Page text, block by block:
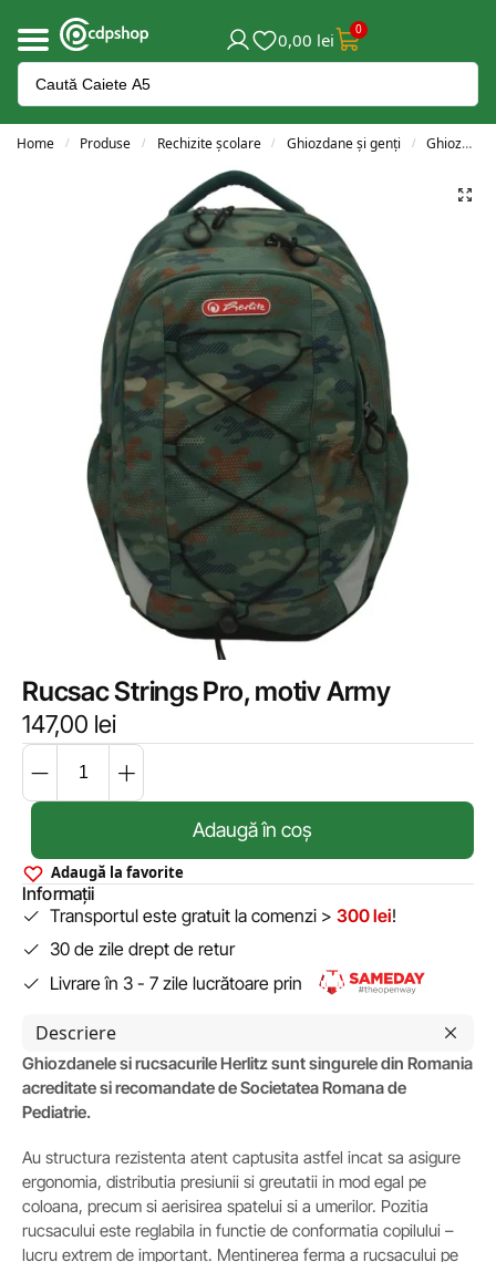
0,00 lei 0
Home / Produse / Rechizite școlare / Ghiozdane și genți / Ghiozdane clasele 3-4
Rucsac Strings Pro, motiv Army
147,00 lei
Adaugă în coș
Adaugă la favorite
Informații
Transportul este gratuit la comenzi > 300 lei!
30 de zile drept de retur
Livrare în 3 - 7 zile lucrătoare prin
Descriere
Ghiozdanele si rucsacurile Herlitz sunt singurele din Romania
acreditate si recomandate de Societatea Romana de
Pediatrie.
Au structura rezistenta atent captusita astfel incat sa asigure
ergonomia, distributia presiunii si greutatii in mod egal pe
coloana, precum si aerisirea spatelui si a umerilor. Pozitia
rucsacului este reglabila in functie de conformatia copilului –
lucru extrem de important. Mentinerea ferma a rucsacului pe